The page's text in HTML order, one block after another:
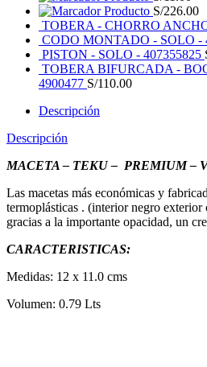
50
UNI.
cantidad
Producto S/226.00
TOBERA - CHORRO
CODO MONTADO - SOLO -
PISTON - SOLO - 407355825
TOBERA BIFURCADA -
4900477 S/110.00
Descripción
Descripción
MACETA – TEKU – PREMIUM –
Las macetas más económicas y
termoplásticas . (interior negro exterior
gracias a la importante opacidad, un
CARACTERISTICAS:
Medidas: 12 x 11.0 cms
Volumen: 0.79 Lts